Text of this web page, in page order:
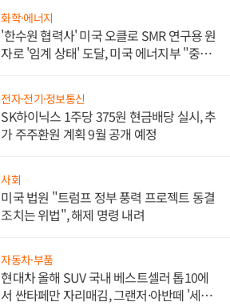
화학·에너지
'한수원 협력사' 미국 오클로 SMR 연구용 원
자로 '임계 상태' 도달, 미국 에너지부 "중요
전자·전기·정보통신
SK하이닉스 1주당 375원 현금배당 실시, 추
가 주주환원 계획 9월 공개 예정
사회
미국 법원 "트럼프 정부 풍력 프로젝트 동결
조치는 위법", 해제 명령 내려
자동차·부품
현대차 올해 SUV 국내 베스트셀러 톱10에
서 싼타페만 자리매김, 그랜저·아반떼 '세단